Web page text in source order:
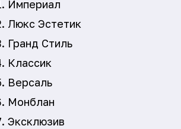
Империал
Люкс Эстетик
Гранд Стиль
Классик
Версаль
Монблан
Эксклюзив